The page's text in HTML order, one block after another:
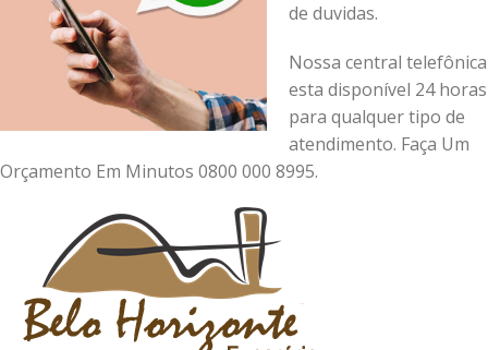
de duvidas.
Nossa central telefônica
esta disponível 24 horas
para qualquer tipo de
atendimento. Faça Um
Orçamento Em Minutos 0800 000 8995.